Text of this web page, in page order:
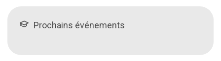
Prochains événements